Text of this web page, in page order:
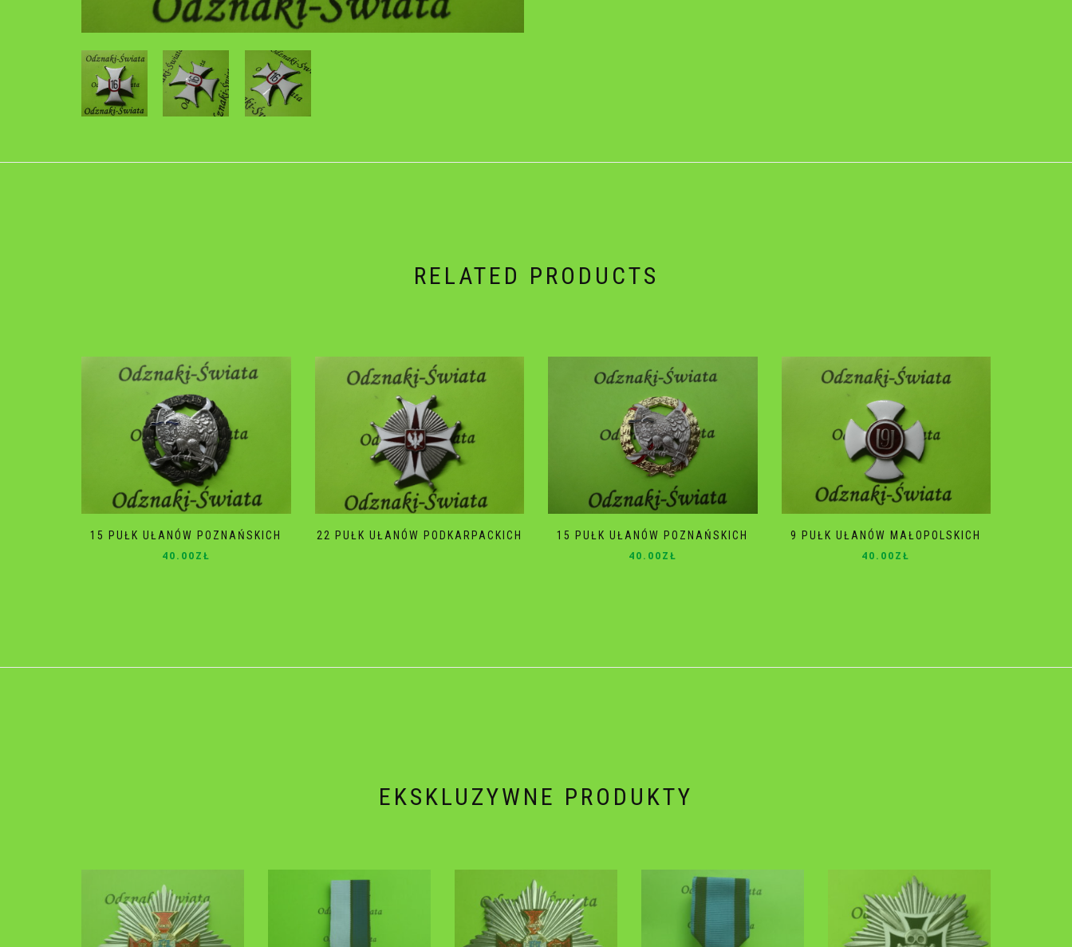
RELATED PRODUCTS
15 PUŁK UŁANÓW POZNAŃSKICH
40.00ZŁ
22 PUŁK UŁANÓW PODKARPACKICH 15 PUŁK UŁANÓW POZNAŃSKICH
40.00ZŁ
9 PUŁK UŁANÓW MAŁOPOLSKICH
40.00ZŁ
EKSKLUZYWNE PRODUKTY